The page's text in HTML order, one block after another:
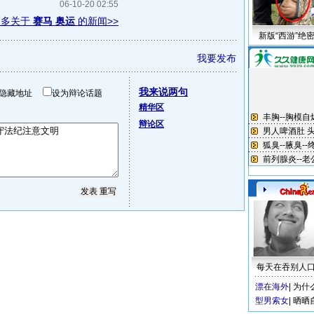
06-10-20 02:55
关于 赛马 奥运 的新闻>>
我要发布
藏地址 设为辩论话题 我来说两句
精华区
辩论区
新版“西游”绝
每天在吞别人
漂在海外 为什
型男索女 晒晒